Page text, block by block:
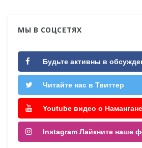
МЫ В СОЦСЕТЯХ
Будьте активны в
Читайте нас в
Youtube видео о
Instagram Лайкните наше